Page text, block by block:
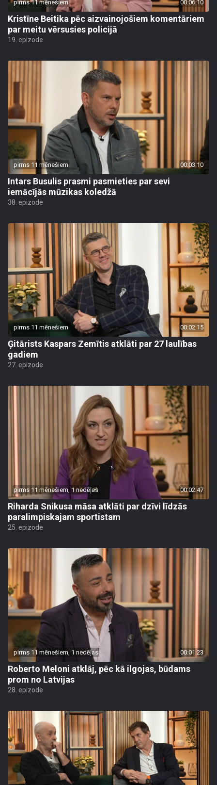
pirms 11 mēnešiem 00:06:10
Kristīne Beitika pēc aizvainojošiem komentāriem
par meitu vērsusies policijā
19. epizode
pirms 11 mēnešiem 00:03:10
Intars Busulis prasmi pasmieties par sevi
iemācījās mūzikas koledžā
38. epizode
pirms 11 mēnešiem 00:02:15
Ģitārists Kaspars Zemītis atklāti par 27 laulības
gadiem
27. epizode
pirms 11 mēnešiem, 1 nedēļas 00:02:47
Riharda Snikusa māsa atklāti par dzīvi līdzās
paralimpiskajam sportistam
25. epizode
pirms 11 mēnešiem, 1 nedēļas 00:01:23
Roberto Meloni atklāj, pēc kā ilgojas, būdams
prom no Latvijas
28. epizode